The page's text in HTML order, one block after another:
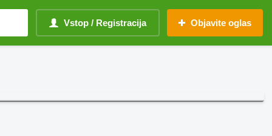
Vstop / Registracija Objavite oglas